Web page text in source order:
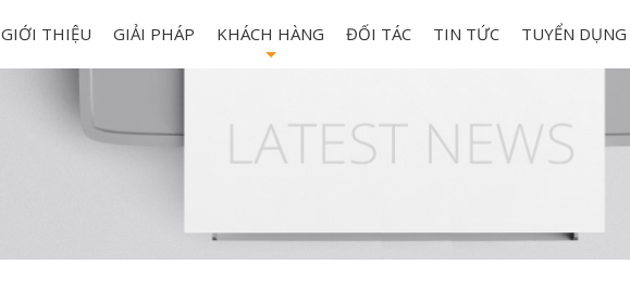
GIỚI THIỆU GIẢI PHÁP KHÁCH HÀNG ĐỐI TÁC TIN TỨC TUYỂN DỤNG